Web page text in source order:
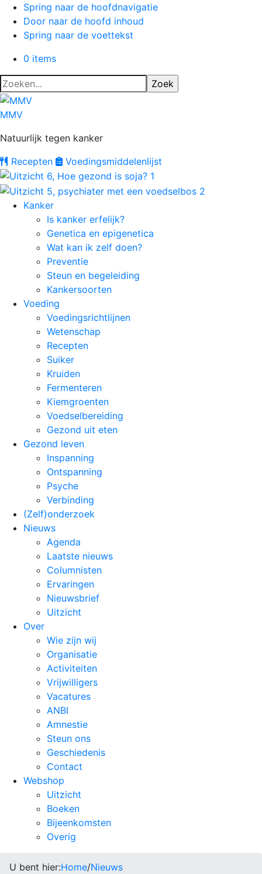
Spring naar de hoofdnavigatie
Door naar de hoofd inhoud
Spring naar de voettekst
0 items
Zoeken...
MMV
Natuurlijk tegen kanker
Recepten
Voedingsmiddelenlijst
Kanker
Is kanker erfelijk?
Genetica en epigenetica
Wat kan ik zelf doen?
Preventie
Steun en begeleiding
Kankersoorten
Voeding
Voedingsrichtlijnen
Wetenschap
Recepten
Suiker
Kruiden
Fermenteren
Kiemgroenten
Voedselbereiding
Gezond uit eten
Gezond leven
Inspanning
Ontspanning
Psyche
Verbinding
(Zelf)onderzoek
Nieuws
Agenda
Laatste nieuws
Columnisten
Ervaringen
Nieuwsbrief
Uitzicht
Over
Wie zijn wij
Organisatie
Activiteiten
Vrijwilligers
Vacatures
ANBI
Amnestie
Steun ons
Geschiedenis
Contact
Webshop
Uitzicht
Boeken
Bijeenkomsten
Overig
U bent hier:Home/Nieuws